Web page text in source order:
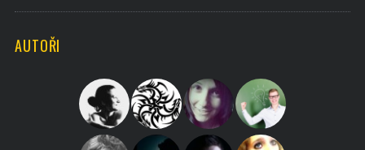
c
C
AUTOŘI